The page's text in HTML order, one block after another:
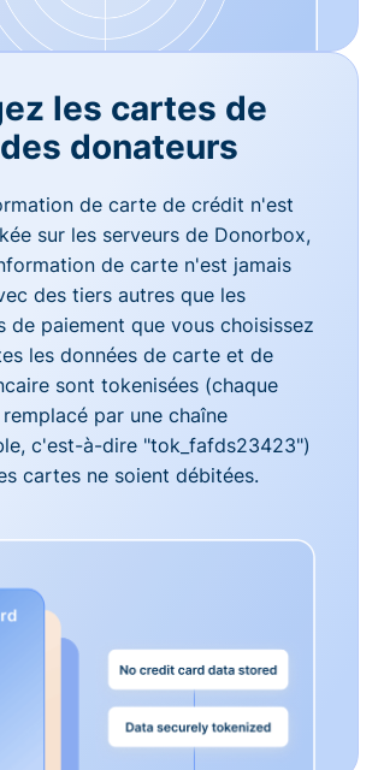
les cartes de
donateurs
de carte de crédit n'est
sur les serveurs de Donorbox,
de carte n'est jamais
des tiers autres que les
de paiement que vous choisissez
les données de carte et de
sont tokenisées (chaque
par une chaîne
c'est-à-dire "tok_fafds23423")
cartes ne soient débitées.